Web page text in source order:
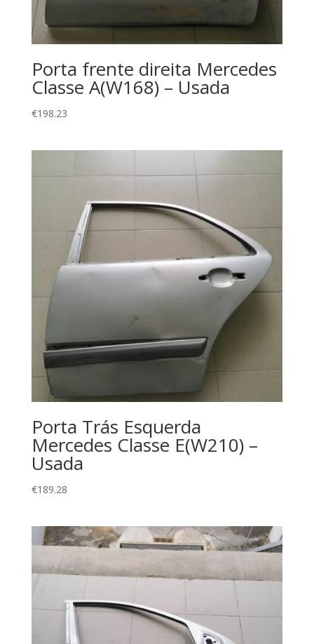
Porta frente direita Mercedes
Classe A(W168) – Usada
€198.23
Porta Trás Esquerda
Mercedes Classe E(W210) –
Usada
€189.28